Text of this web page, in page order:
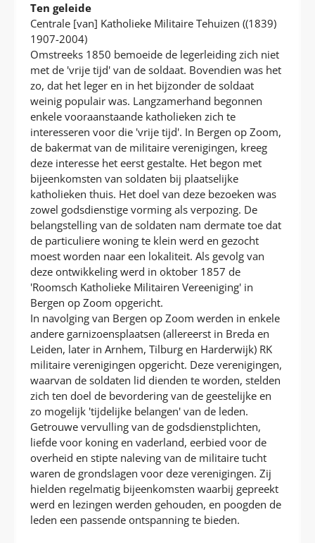
Ten geleide
Centrale [van] Katholieke Militaire Tehuizen ((1839)
1907-2004)
Omstreeks 1850 bemoeide de legerleiding zich niet
met de 'vrije tijd' van de soldaat. Bovendien was het
zo, dat het leger en in het bijzonder de soldaat
weinig populair was. Langzamerhand begonnen
enkele vooraanstaande katholieken zich te
interesseren voor die 'vrije tijd'. In Bergen op Zoom,
de bakermat van de militaire verenigingen, kreeg
deze interesse het eerst gestalte. Het begon met
bijeenkomsten van soldaten bij plaatselijke
katholieken thuis. Het doel van deze bezoeken was
zowel godsdienstige vorming als verpozing. De
belangstelling van de soldaten nam dermate toe dat
de particuliere woning te klein werd en gezocht
moest worden naar een lokaliteit. Als gevolg van
deze ontwikkeling werd in oktober 1857 de
'Roomsch Katholieke Militairen Vereeniging' in
Bergen op Zoom opgericht.
In navolging van Bergen op Zoom werden in enkele
andere garnizoensplaatsen (allereerst in Breda en
Leiden, later in Arnhem, Tilburg en Harderwijk) RK
militaire verenigingen opgericht. Deze verenigingen,
waarvan de soldaten lid dienden te worden, stelden
zich ten doel de bevordering van de geestelijke en
zo mogelijk 'tijdelijke belangen' van de leden.
Getrouwe vervulling van de godsdienstplichten,
liefde voor koning en vaderland, eerbied voor de
overheid en stipte naleving van de militaire tucht
waren de grondslagen voor deze verenigingen. Zij
hielden regelmatig bijeenkomsten waarbij gepreekt
werd en lezingen werden gehouden, en poogden de
leden een passende ontspanning te bieden.